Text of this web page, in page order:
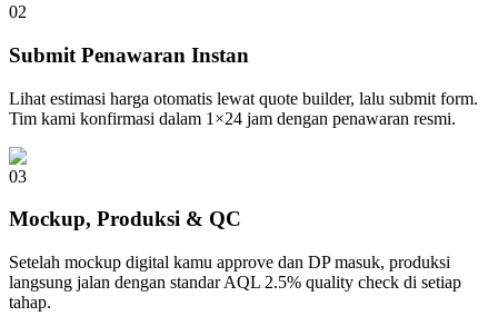
02
Submit Penawaran Instan
Lihat estimasi harga otomatis lewat quote builder, lalu submit form.
Tim kami konfirmasi dalam 1×24 jam dengan penawaran resmi.
03
Mockup, Produksi & QC
Setelah mockup digital kamu approve dan DP masuk, produksi
langsung jalan dengan standar AQL 2.5% quality check di setiap
tahap.